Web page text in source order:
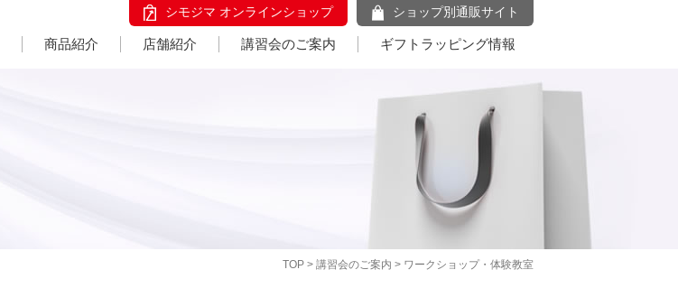
シモジマ オンラインショップ ショップ別通販サイト
商品紹介 店舗紹介 講習会のご案内 ギフトラッピング情報
TOP > 講習会のご案内 > ワークショップ・体験教室